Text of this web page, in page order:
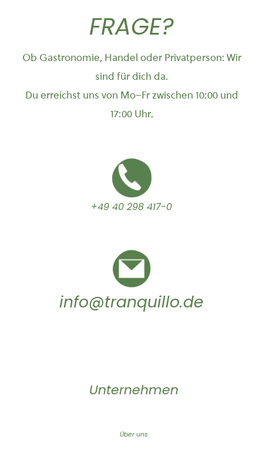
FRAGE?
Ob Gastronomie, Handel oder Privatperson: Wir
sind für dich da.
Du erreichst uns von Mo–Fr zwischen 10:00 und
17:00 Uhr.
+49 40 298 417-0
info@tranquillo.de
Unternehmen
Über uns